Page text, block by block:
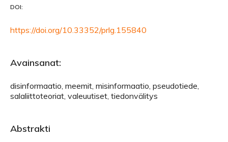
DOI:
https://doi.org/10.33352/prlg.155840
Avainsanat:
disinformaatio, meemit, misinformaatio, pseudotiede,
salaliittoteoriat, valeuutiset, tiedonvälitys
Abstrakti